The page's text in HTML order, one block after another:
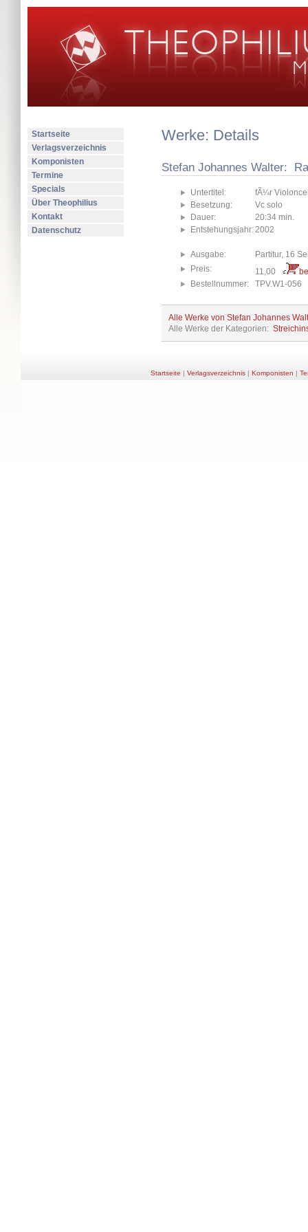
Startseite
Verlagsverzeichnis
Komponisten
Termine
Specials
Über Theophilius
Kontakt
Datenschutz
Werke: Details
Stefan Johannes Walter:
Untertitel:
fÃ¼r
Besetzung:
Vc solo
Dauer:
20:34 min.
Entstehungsjahr:2002
Ausgabe:
Partitur, 16
Preis:
11,00
Bestellnummer:
TPV.W1-056
Alle Werke von Stefan Johannes
Alle Werke der Kategorien:
Startseite | Verlagsverzeichnis| Komponisten |